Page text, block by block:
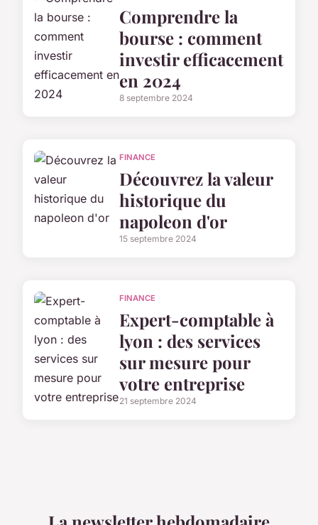
Comprendre la
bourse : comment
investir efficacement
en 2024
8 septembre 2024
FINANCE
Découvrez la valeur
historique du
napoleon d'or
15 septembre 2024
FINANCE
Expert-comptable à
lyon : des services
sur mesure pour
votre entreprise
21 septembre 2024